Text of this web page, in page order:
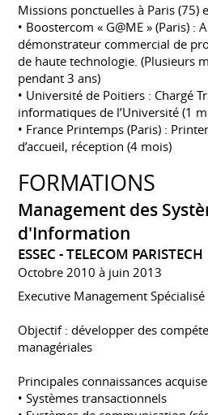
Missions ponctuelles à Paris (75)
• Boostercom « G@ME » (Paris) :
démonstrateur commercial de
de haute technologie. (Plusieurs
pendant 3 ans)
• Université de Poitiers : Chargé
informatiques de l’Université (1
• France Printemps (Paris) :
d’accueil, réception (4 mois)
FORMATIONS
Management des
d'Information
ESSEC - TELECOM PARISTECH
Octobre 2010 à juin 2013
Executive Management Spécialisé
Objectif : développer des
managériales
Principales connaissances
• Systèmes transactionnels